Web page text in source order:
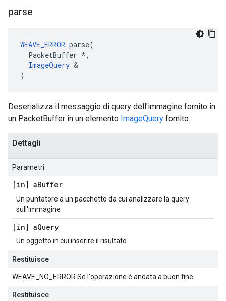
parse
WEAVE_ERROR parse(
  PacketBuffer *,
ImageQuery &
)
Deserializza il messaggio di query dell'immagine fornito in
un PacketBuffer in un elemento ImageQuery fornito.
Dettagli
Parametri
[in] aBuffer
Un puntatore a un pacchetto da cui analizzare la query
sull'immagine
[in] aQuery
Un oggetto in cui inserire il risultato
Restituisce
WEAVE_NO_ERROR Se l'operazione è andata a buon fine
Restituisce